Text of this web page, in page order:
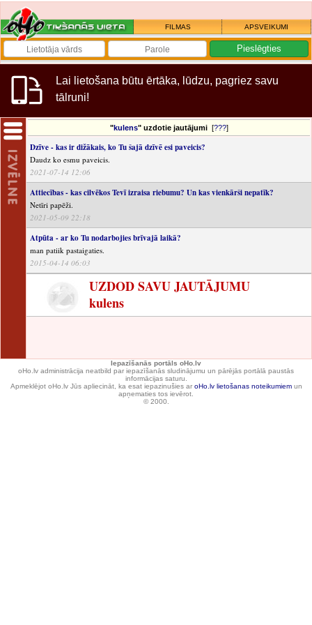
FILMAS APSVEIKUMI
Lai lietošana būtu ērtāka, lūdzu, pagriez savu
tālruni!
"kulens" uzdotie jautājumi[???]
Dzīve - kas ir dižākais, ko Tu šajā dzīvē esi paveicis?
Daudz ko esmu paveicis.
2021-07-14 12:06
Attiecības - kas cilvēkos Tevī izraisa riebumu? Un kas vienkārši nepatīk?
Netīri papēži.
2021-05-09 22:18
Atpūta - ar ko Tu nodarbojies brīvajā laikā?
man patiik pastaigaties.
2015-04-14 06:03
UZDOD SAVU JAUTĀJUMU
kulens
Iepazīšanās portāls oHo.lv
oHo.lv administrācija neatbild par iepazīšanās sludinājumu un pārējās portālā paustās
informācijas saturu.
Apmeklējot oHo.lv Jūs apliecināt, ka esat iepazinušies ar oHo.lv lietošanas noteikumiemun
apņematies tos ievērot.
© 2000.